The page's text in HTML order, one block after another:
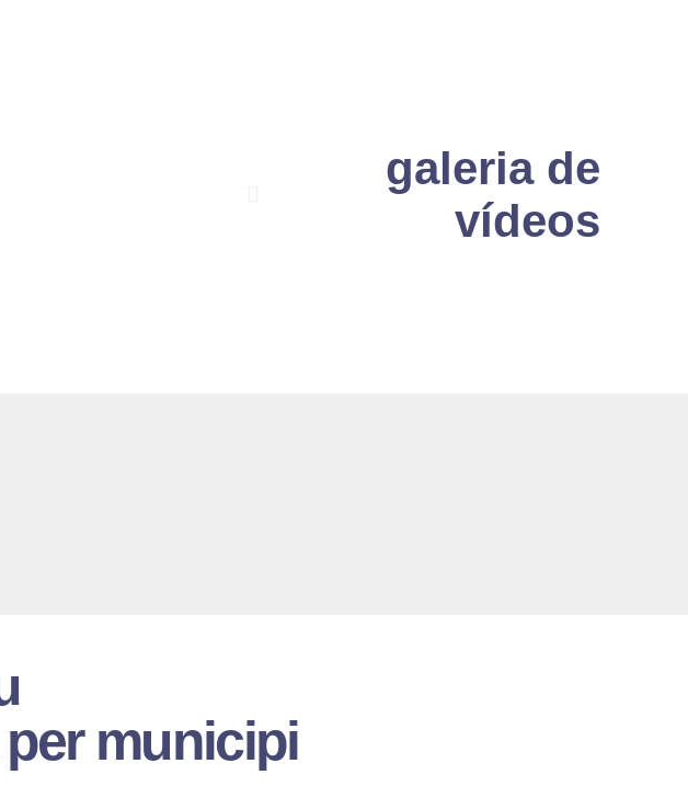
galeria de
vídeos
municipi